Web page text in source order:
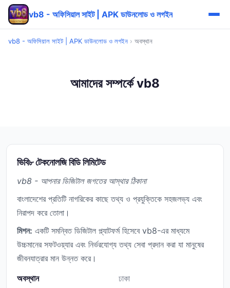
vb8 - অফিসিয়াল সাইট | APK ডাউনলোড ও লগইন
vb8 - অফিসিয়াল সাইট | APK ডাউনলোড ও লগইন › অবস্থান
আমাদের সম্পর্কে vb8
ভিবি৮ টেকনোলজি বিডি লিমিটেড
vb8 - আপনার ডিজিটাল জগতের আস্থার ঠিকানা
বাংলাদেশের প্রতিটি নাগরিকের কাছে তথ্য ও প্রযুক্তিকে সহজলভ্য এবং
নিরাপদ করে তোলা।
মিশন: একটি সমন্বিত ডিজিটাল প্ল্যাটফর্ম হিসেবে vb8-এর মাধ্যমে
উচ্চমানের সফটওয়্যার এবং নির্ভরযোগ্য তথ্য সেবা প্রদান করা যা মানুষের
জীবনযাত্রার মান উন্নত করে।
অবস্থান
ঢাকা